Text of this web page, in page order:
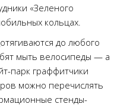
«Зеленого
кольцах.
до любого
мыть велосипеды — а
парк граффитчики
можно перечислять
стенды-